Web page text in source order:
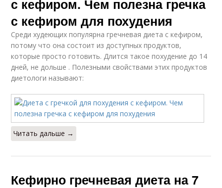
с кефиром. Чем полезна гречка
с кефиром для похудения
Среди худеющих популярна гречневая диета с кефиром,
потому что она состоит из доступных продуктов,
которые просто готовить. Длится такое похудение до 14
дней, не дольше . Полезными свойствами этих продуктов
диетологи называют:
Читать дальше →
Кефирно гречневая диета на 7